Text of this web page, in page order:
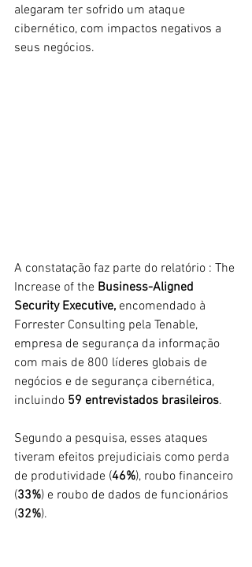
alegaram ter sofrido um ataque
cibernético, com impactos negativos a
seus negócios.
A constatação faz parte do relatório : The
Increase of the Business-Aligned
Security Executive, encomendado à
Forrester Consulting pela Tenable,
empresa de segurança da informação
com mais de 800 líderes globais de
negócios e de segurança cibernética,
incluindo 59 entrevistados brasileiros.
Segundo a pesquisa, esses ataques
tiveram efeitos prejudiciais como perda
de produtividade (46%), roubo financeiro
(33%) e roubo de dados de funcionários
(32%).